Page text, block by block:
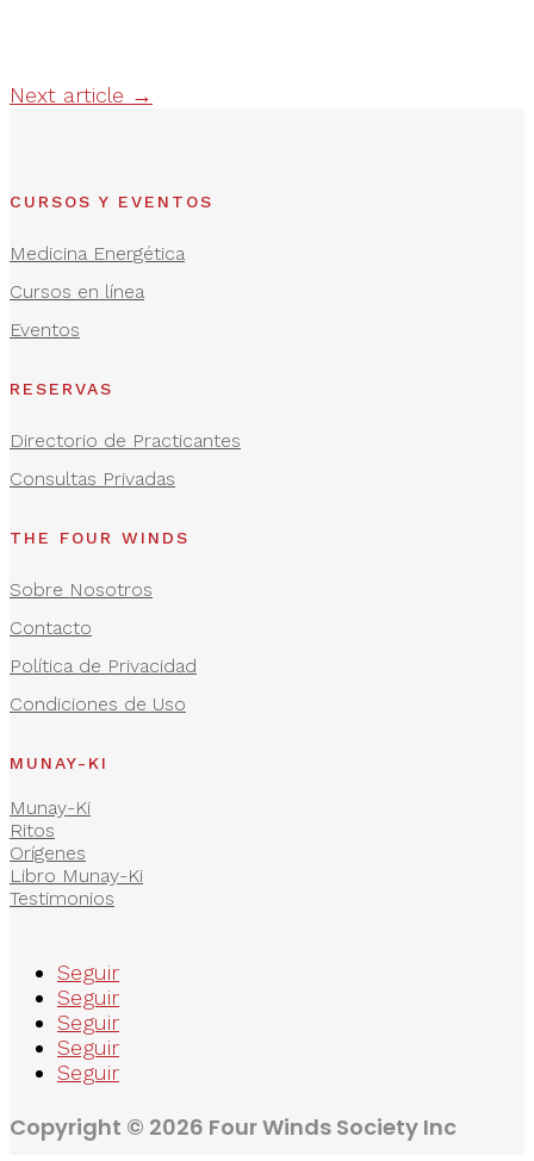
Next article →
CURSOS Y EVENTOS
Medicina Energética
Cursos en línea
Eventos
RESERVAS
Directorio de Practicantes
Consultas Privadas
THE FOUR WINDS
Sobre Nosotros
Contacto
Política de Privacidad
Condiciones de Uso
MUNAY-KI
Munay-Ki
Ritos
Orígenes
Libro Munay-Ki
Testimonios
Seguir
Seguir
Seguir
Seguir
Seguir
Copyright © 2026 Four Winds Society Inc